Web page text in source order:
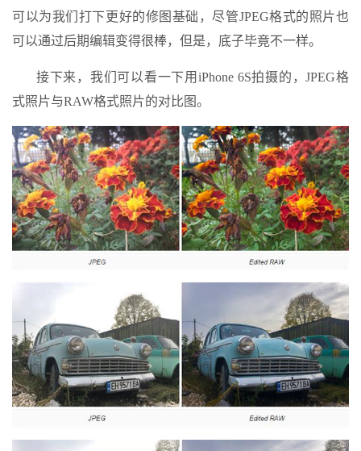
可以为我们打下更好的修图基础，尽管JPEG格式的照片也
可以通过后期编辑变得很棒，但是，底子毕竟不一样。
接下来，我们可以看一下用iPhone 6S拍摄的，JPEG格
式照片与RAW格式照片的对比图。